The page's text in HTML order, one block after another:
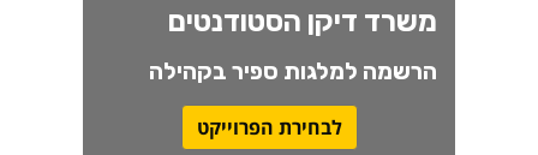
משרד דיקן הסטודנטים
הרשמה למלגות ספיר בקהילה
לבחירת הפרוייקט